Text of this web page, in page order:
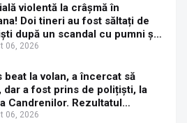
violentă la crâșmă în
Doi tineri au fost săltați de
după un scandal cu pumni și
distruse
06, 2026
beat la volan, a încercat să
dar a fost prins de polițiști, la
Candrenilor. Rezultatul
1,59 mg/l alcool pur în
06, 2026